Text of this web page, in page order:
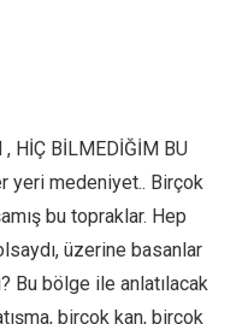
, HİÇ BİLMEDİĞİM BU
yeri medeniyet.. Birçok
bu topraklar. Hep
üzerine basanlar
Bu bölge ile anlatılacak
birçok kan, birçok